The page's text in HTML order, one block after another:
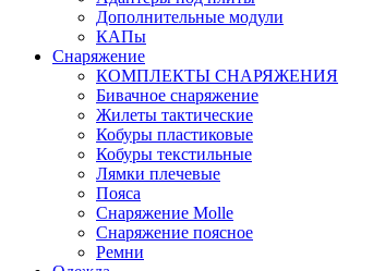
Дополнительные модули
КАПы
Снаряжение
КОМПЛЕКТЫ СНАРЯЖЕНИЯ
Бивачное снаряжение
Жилеты тактические
Кобуры пластиковые
Кобуры текстильные
Лямки плечевые
Пояса
Снаряжение Molle
Снаряжение поясное
Ремни